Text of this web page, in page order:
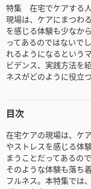
特集 在宅でケアする
現場は、ケアにまつわ
を感じる体験も少なか
ってあるのではないで
れるようになるという
ビデンス、実践方法を
ネスがどのように役立
目次
在宅ケアの現場は、ケ
やストレスを感じる体
まうことだってあるの
そのような体験も落ち
フルネス。本特集では